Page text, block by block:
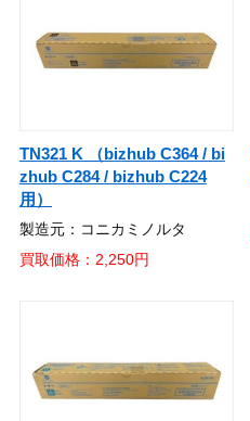
TN321 K （bizhub C364 / bi
zhub C284 / bizhub C224
用）
製造元：コニカミノルタ
買取価格：2,250円